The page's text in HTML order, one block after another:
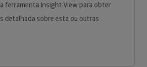
ferramenta Insight View para obter
detalhada sobre esta ou outras